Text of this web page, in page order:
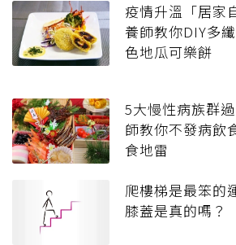
疫情升溫「居家
養師教你DIY多
色地瓜可樂餅
5大慢性病族群
師教你不發病飲
食地雷
爬樓梯是最笨的
膝蓋是真的嗎？